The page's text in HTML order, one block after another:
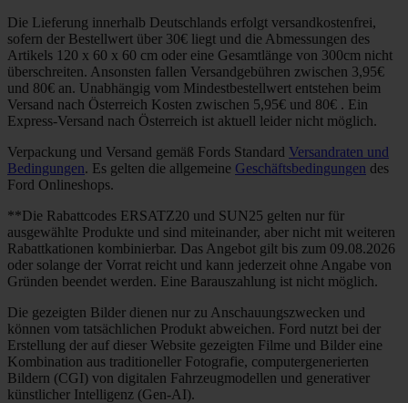
Die Lieferung innerhalb Deutschlands erfolgt versandkostenfrei,
sofern der Bestellwert über 30€ liegt und die Abmessungen des
Artikels 120 x 60 x 60 cm oder eine Gesamtlänge von 300cm nicht
überschreiten. Ansonsten fallen Versandgebühren zwischen 3,95€
und 80€ an. Unabhängig vom Mindestbestellwert entstehen beim
Versand nach Österreich Kosten zwischen 5,95€ und 80€ . Ein
Express-Versand nach Österreich ist aktuell leider nicht möglich.
Verpackung und Versand gemäß Fords Standard Versandraten und
Bedingungen. Es gelten die allgemeine Geschäftsbedingungen des
Ford Onlineshops.
**Die Rabattcodes ERSATZ20 und SUN25 gelten nur für
ausgewählte Produkte und sind miteinander, aber nicht mit weiteren
Rabattkationen kombinierbar. Das Angebot gilt bis zum 09.08.2026
oder solange der Vorrat reicht und kann jederzeit ohne Angabe von
Gründen beendet werden. Eine Barauszahlung ist nicht möglich.
Die gezeigten Bilder dienen nur zu Anschauungszwecken und
können vom tatsächlichen Produkt abweichen. Ford nutzt bei der
Erstellung der auf dieser Website gezeigten Filme und Bilder eine
Kombination aus traditioneller Fotografie, computergenerierten
Bildern (CGI) von digitalen Fahrzeugmodellen und generativer
künstlicher Intelligenz (Gen-AI).